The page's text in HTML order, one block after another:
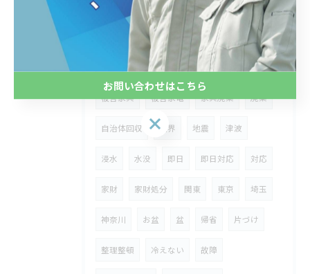
トラブル 裏話 賃貸
リフォーム 残置物 処分 不用品
災害 業者 台風
被害家具 被害家電 家具廃棄 廃棄
自治体回収 限界 地震 津波
浸水 水没 即日 即日対応 対応
家財 家財処分 関東 東京 埼玉
神奈川 お盆 盆 帰省 片づけ
整理整頓 冷えない 故障
お問い合わせはこちら
お問い合わせはこちら